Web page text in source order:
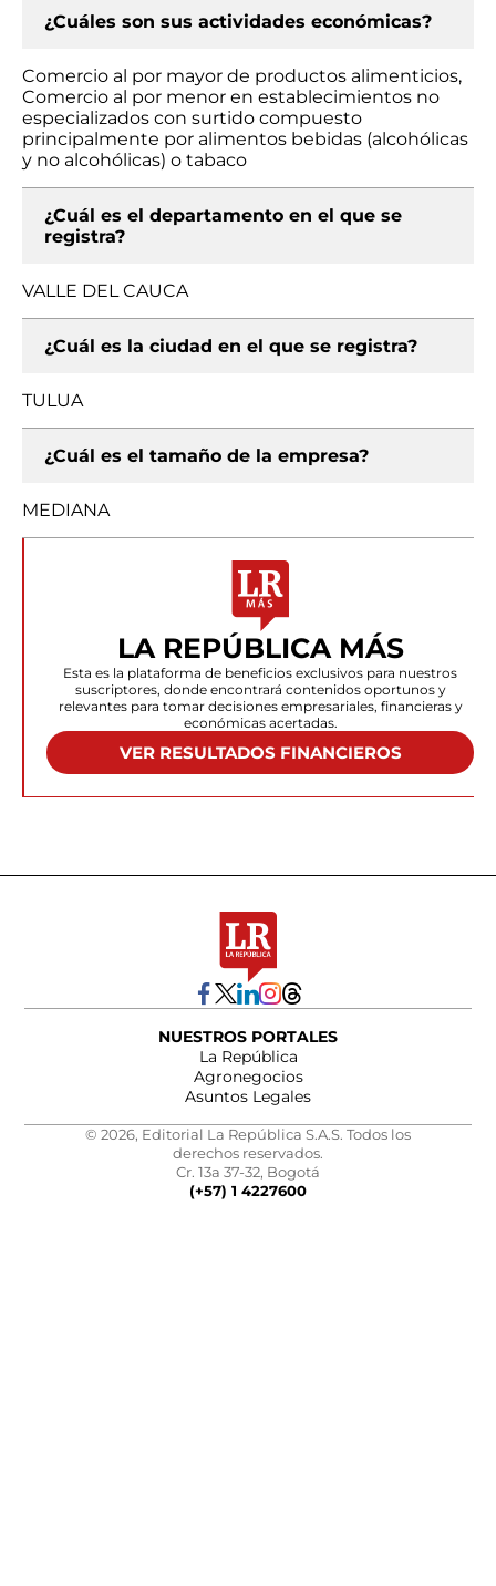
¿Cuáles son sus actividades económicas?
Comercio al por mayor de productos alimenticios,
Comercio al por menor en establecimientos no
especializados con surtido compuesto
principalmente por alimentos bebidas (alcohólicas
y no alcohólicas) o tabaco
¿Cuál es el departamento en el que se
registra?
VALLE DEL CAUCA
¿Cuál es la ciudad en el que se registra?
TULUA
¿Cuál es el tamaño de la empresa?
MEDIANA
LA REPÚBLICA MÁS
Esta es la plataforma de beneficios exclusivos para nuestros
suscriptores, donde encontrará contenidos oportunos y
relevantes para tomar decisiones empresariales, financieras y
económicas acertadas.
VER RESULTADOS FINANCIEROS
NUESTROS PORTALES
La República
Agronegocios
Asuntos Legales
© 2026, Editorial La República S.A.S. Todos los
derechos reservados.
Cr. 13a 37-32, Bogotá
(+57) 1 4227600